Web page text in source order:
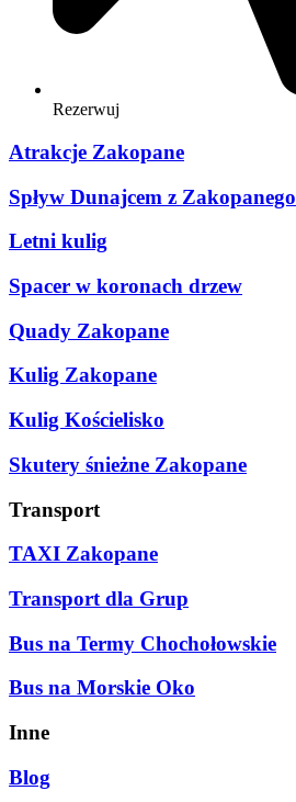
Rezerwuj
Atrakcje Zakopane
Spływ Dunajcem z Zakopanego
Letni kulig
Spacer w koronach drzew
Quady Zakopane
Kulig Zakopane
Kulig Kościelisko
Skutery śnieżne Zakopane
Transport
TAXI Zakopane
Transport dla Grup
Bus na Termy Chochołowskie
Bus na Morskie Oko
Inne
Blog